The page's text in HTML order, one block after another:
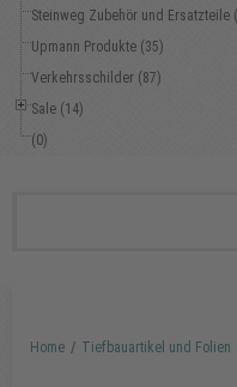
Steinweg Zubehör und Ersatzteile
Upmann Produkte (35)
Verkehrsschilder (87)
Sale (14)
(0)
Home / Tiefbauartikel und Folien